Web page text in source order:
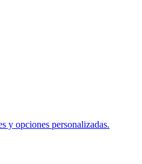
y opciones personalizadas.